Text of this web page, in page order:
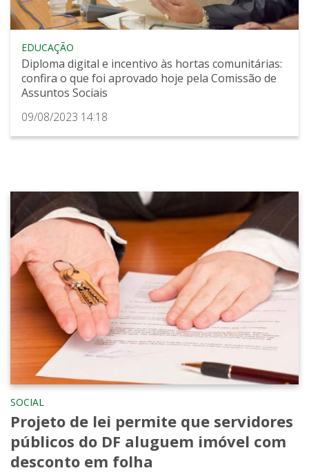
EDUCAÇÃO
Diploma digital e incentivo às hortas comunitárias:
confira o que foi aprovado hoje pela Comissão de
Assuntos Sociais
09/08/2023 14:18
SOCIAL
Projeto de lei permite que servidores
públicos do DF aluguem imóvel com
desconto em folha